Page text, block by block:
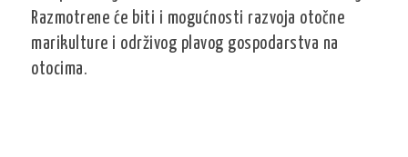
Razmotrene će biti i mogućnosti razvoja otočne
marikulture i održivog plavog gospodarstva na
otocima.